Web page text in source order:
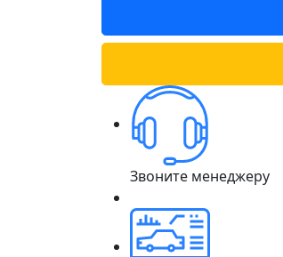
Звоните менеджеру